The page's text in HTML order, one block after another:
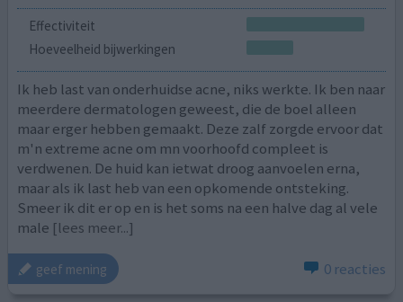
Effectiviteit
Hoeveelheid bijwerkingen
Ik heb last van onderhuidse acne, niks werkte. Ik ben naar
meerdere dermatologen geweest, die de boel alleen
maar erger hebben gemaakt. Deze zalf zorgde ervoor dat
m'n extreme acne om mn voorhoofd compleet is
verdwenen. De huid kan ietwat droog aanvoelen erna,
maar als ik last heb van een opkomende ontsteking.
Smeer ik dit er op en is het soms na een halve dag al vele
male [lees meer...]
geef mening 0 reacties